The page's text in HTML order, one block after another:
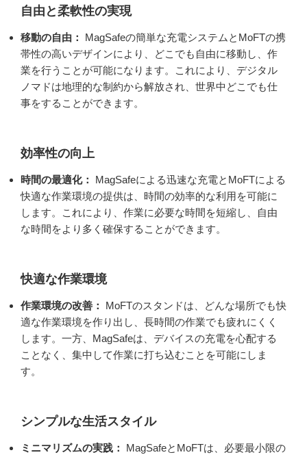
自由と柔軟性の実現
移動の自由：
MagSafeの簡単な充電システムとMoFTの携
帯性の高いデザインにより、どこでも自由に移動し、作
業を行うことが可能になります。これにより、デジタル
ノマドは地理的な制約から解放され、世界中どこでも仕
事をすることができます。
効率性の向上
時間の最適化：
MagSafeによる迅速な充電とMoFTによる
快適な作業環境の提供は、時間の効率的な利用を可能に
します。これにより、作業に必要な時間を短縮し、自由
な時間をより多く確保することができます。
快適な作業環境
作業環境の改善：
MoFTのスタンドは、どんな場所でも快
適な作業環境を作り出し、長時間の作業でも疲れにくく
します。一方、MagSafeは、デバイスの充電を心配する
ことなく、集中して作業に打ち込むことを可能にしま
す。
シンプルな生活スタイル
ミニマリズムの実践：
MagSafeとMoFTは、必要最小限の